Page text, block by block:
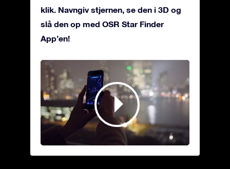
klik. Navngiv stjernen, se den i 3D og
slå den op med OSR Star Finder
App’en!